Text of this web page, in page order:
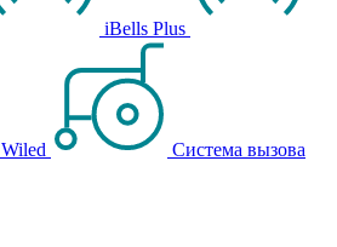
iBells Plus
Wiled
Система вызова